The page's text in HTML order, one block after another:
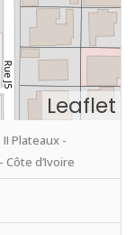
Leaflet
Plateaux -
d’Ivoire